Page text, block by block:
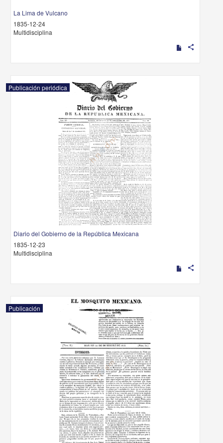
La Lima de Vulcano
1835-12-24
Multidisciplina
share
Publicación periódica
Diario del Gobierno de la República Mexicana
1835-12-23
Multidisciplina
share
Publicación